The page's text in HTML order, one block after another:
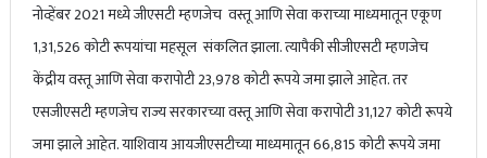
नोव्हेंबर 2021 मध्ये जीएसटी म्हणजेच वस्तू आणि सेवा कराच्या माध्यमातून एकूण
1,31,526 कोटी रूपयांचा महसूल संकलित झाला. त्यापैकी सीजीएसटी म्हणजेच
केंद्रीय वस्तू आणि सेवा करापोटी 23,978 कोटी रूपये जमा झाले आहेत. तर
एसजीएसटी म्हणजेच राज्य सरकारच्या वस्तू आणि सेवा करापोटी 31,127 कोटी रूपये
जमा झाले आहेत. याशिवाय आयजीएसटीच्या माध्यमातून 66,815 कोटी रूपये जमा